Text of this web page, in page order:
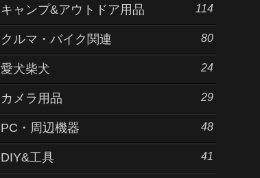
キャンプ&アウトドア用品 114
クルマ・バイク関連 80
愛犬柴犬 24
カメラ用品 29
PC・周辺機器 48
DIY&工具 41